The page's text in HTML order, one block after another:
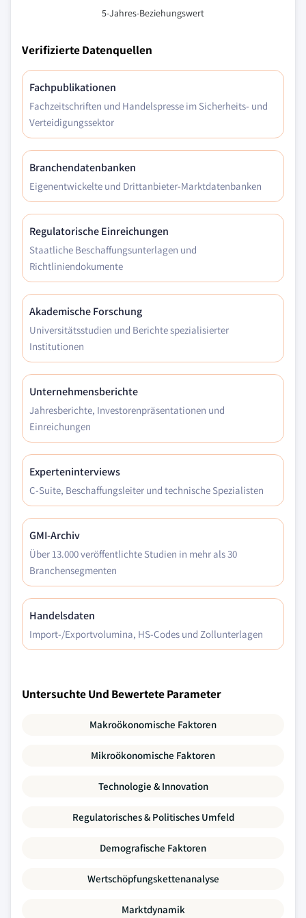
5-Jahres-Beziehungswert
Verifizierte Datenquellen
Fachpublikationen
Fachzeitschriften und Handelspresse im Sicherheits- und
Verteidigungssektor
Branchendatenbanken
Eigenentwickelte und Drittanbieter-Marktdatenbanken
Regulatorische Einreichungen
Staatliche Beschaffungsunterlagen und
Richtliniendokumente
Akademische Forschung
Universitätsstudien und Berichte spezialisierter
Institutionen
Unternehmensberichte
Jahresberichte, Investorenpräsentationen und
Einreichungen
Experteninterviews
C-Suite, Beschaffungsleiter und technische Spezialisten
GMI-Archiv
Über 13.000 veröffentlichte Studien in mehr als 30
Branchensegmenten
Handelsdaten
Import-/Exportvolumina, HS-Codes und Zollunterlagen
Untersuchte Und Bewertete Parameter
Makroökonomische Faktoren
Mikroökonomische Faktoren
Technologie & Innovation
Regulatorisches & Politisches Umfeld
Demografische Faktoren
Wertschöpfungskettenanalyse
Marktdynamik